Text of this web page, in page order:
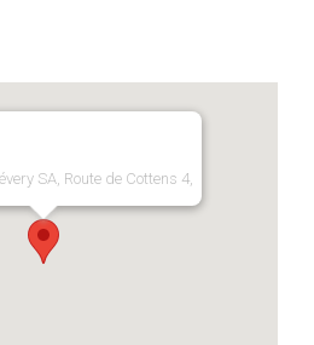
SA, Route de Cottens 4,